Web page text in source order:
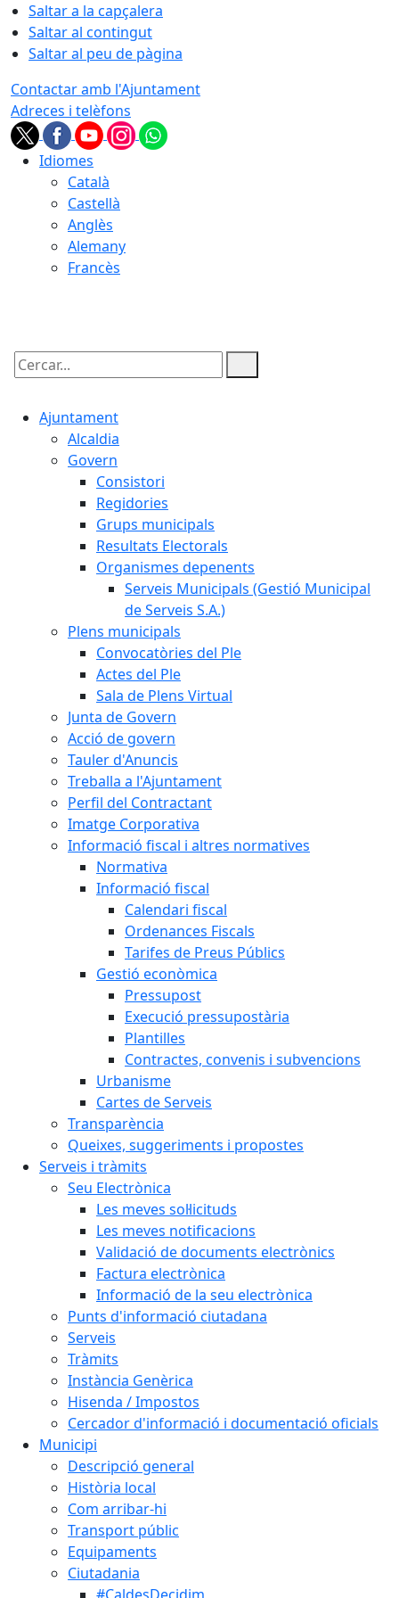
Saltar a la capçalera
Saltar al contingut
Saltar al peu de pàgina
Contactar amb l'Ajuntament
Adreces i telèfons
Idiomes
Català
Castellà
Anglès
Alemany
Francès
Cercar:
Ajuntament
Alcaldia
Govern
Consistori
Regidories
Grups municipals
Resultats Electorals
Organismes depenents
Serveis Municipals (Gestió Municipal
de Serveis S.A.)
Plens municipals
Convocatòries del Ple
Actes del Ple
Sala de Plens Virtual
Junta de Govern
Acció de govern
Tauler d'Anuncis
Treballa a l'Ajuntament
Perfil del Contractant
Imatge Corporativa
Informació fiscal i altres normatives
Normativa
Informació fiscal
Calendari fiscal
Ordenances Fiscals
Tarifes de Preus Públics
Gestió econòmica
Pressupost
Execució pressupostària
Plantilles
Contractes, convenis i subvencions
Urbanisme
Cartes de Serveis
Transparència
Queixes, suggeriments i propostes
Serveis i tràmits
Seu Electrònica
Les meves sol·licituds
Les meves notificacions
Validació de documents electrònics
Factura electrònica
Informació de la seu electrònica
Punts d'informació ciutadana
Serveis
Tràmits
Instància Genèrica
Hisenda / Impostos
Cercador d'informació i documentació oficials
Municipi
Descripció general
Història local
Com arribar-hi
Transport públic
Equipaments
Ciutadania